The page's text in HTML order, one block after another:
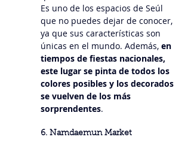
Es uno de los espacios de Seúl
que no puedes dejar de conocer,
ya que sus características son
únicas en el mundo. Además, en
tiempos de fiestas nacionales,
este lugar se pinta de todos los
colores posibles y los decorados
se vuelven de los más
sorprendentes.
6. Namdaemun Market